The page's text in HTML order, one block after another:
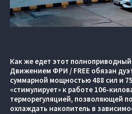
Как же едет этот полноприводный
Движением ФРИ / FREE обязан
суммарной мощностью 488 сил и
«стимулирует» к работе 106-
терморегуляцией, позволяющей
охлаждать накопитель в